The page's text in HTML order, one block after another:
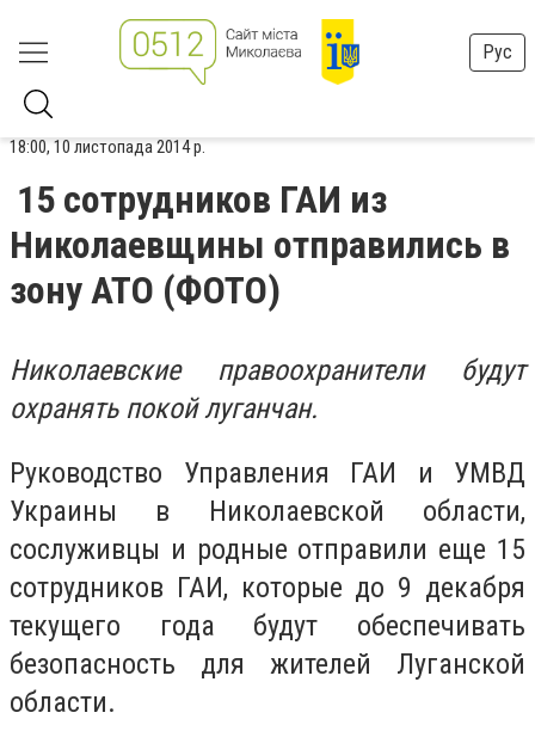
Рус
18:00, 10 листопада 2014 р.
15 сотрудников ГАИ из
Николаевщины отправились в
зону АТО (ФОТО)
Николаевские правоохранители будут
охранять покой луганчан.
Руководство Управления ГАИ и УМВД
Украины в Николаевской области,
сослуживцы и родные отправили еще 15
сотрудников ГАИ, которые до 9 декабря
текущего года будут обеспечивать
безопасность для жителей Луганской
области.